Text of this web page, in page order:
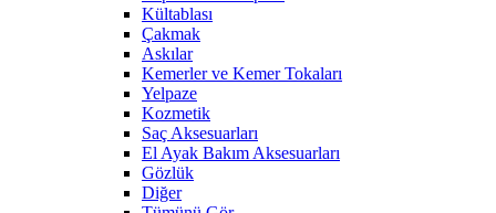
Kültablası
Çakmak
Askılar
Kemerler ve Kemer Tokaları
Yelpaze
Kozmetik
Saç Aksesuarları
El Ayak Bakım Aksesuarları
Gözlük
Diğer